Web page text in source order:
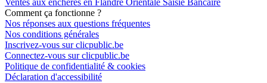
Ventes aux enchères en Flandre Orientale Saisie Bancaire
Comment ça fonctionne ?
Nos réponses aux questions fréquentes
Nos conditions générales
Inscrivez-vous sur clicpublic.be
Connectez-vous sur clicpublic.be
Politique de confidentialité & cookies
Déclaration d'accessibilité